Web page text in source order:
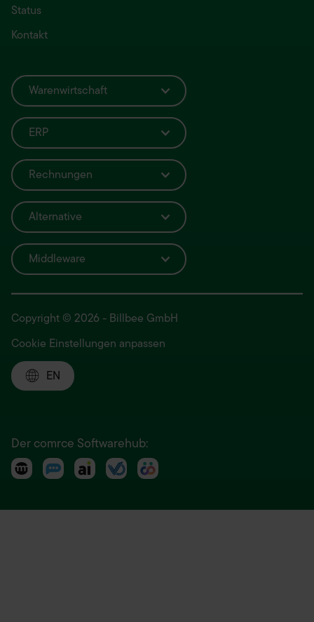
Status
Kontakt
Warenwirtschaft
ERP
Rechnungen
Alternative
Middleware
Copyright © 2026 - Billbee GmbH
Cookie Einstellungen anpassen
EN
Der comrce Softwarehub: